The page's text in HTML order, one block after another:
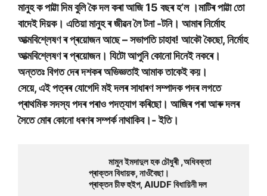
মানুহ ক পাট্টা দিম বুলি কৈ দল কৰা আজি 15 বছৰ হ’ল ।মাটিৰ পাট্টা তো
বাদেই দিয়ক। এতিয়া মানুহ ৰ জীৱন লৈ টনা -টনি। আমাৰ নিৰ্মোহ
আত্মবিশ্লেষণ ৰ প্ৰয়োজন আছে – সভাপতি চাহাব! আকৌ কৈছো, নিৰ্মোহ
আত্মবিশ্লেষণ ৰ প্ৰয়োজন। যিটো আপুনি কোনো দিনেই নকৰে।
অন্ততঃ বিগত দেৰ দশকৰ অভিজ্ঞতাই আমাক তাকেই কয়।
সেয়ে, এই পত্ৰৰ যোগেদি মই দলৰ সাধাৰণ সম্পাদক পদৰ লগতে
প্ৰাথমিক সদস্য পদৰ পৰাও পদত্যাগ কৰিছো। আজিৰ পৰা আৰু দলৰ
সৈতে মোৰ কোনো ধৰণৰ সম্পৰ্ক নাথাকিব।- ইতি।
মামুন ইমদাদুল হক চৌধুৰী ,অধিবক্তা
                                 প্ৰাক্তন চীফ হুইপ, AIUDF বিধায়িনী দল